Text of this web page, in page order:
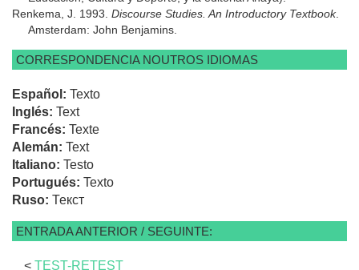
Renkema, J. 1993. Discourse Studies. An Introductory Textbook.
Amsterdam: John Benjamins.
CORRESPONDENCIA NOUTROS IDIOMAS
Español: Texto
Inglés: Text
Francés: Texte
Alemán: Text
Italiano: Testo
Portugués: Texto
Ruso: Текст
ENTRADA ANTERIOR / SEGUINTE:
< TEST-RETEST